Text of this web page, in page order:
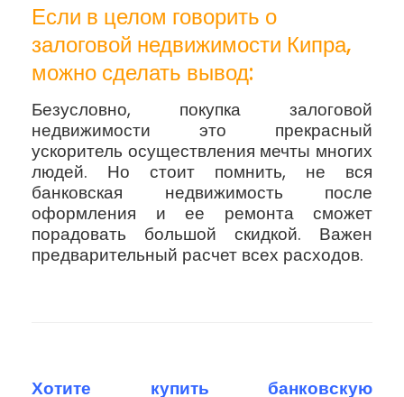
Если в целом говорить о
залоговой недвижимости Кипра,
можно сделать вывод:
Безусловно, покупка залоговой
недвижимости это прекрасный
ускоритель осуществления мечты многих
людей. Но стоит помнить, не вся
банковская недвижимость после
оформления и ее ремонта сможет
порадовать большой скидкой. Важен
предварительный расчет всех расходов.
Хотите купить банковскую